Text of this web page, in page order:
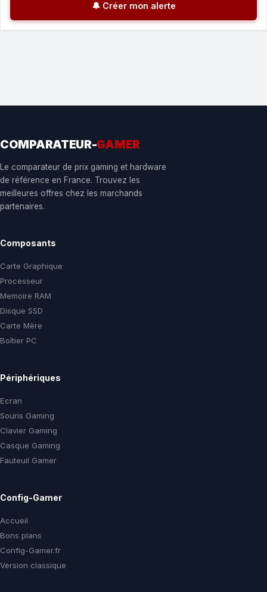
🔔 Créer mon alerte
COMPARATEUR-GAMER
Le comparateur de prix gaming et hardware
de référence en France. Trouvez les
meilleures offres chez les marchands
partenaires.
Composants
Carte Graphique
Processeur
Memoire RAM
Disque SSD
Carte Mère
Boîtier PC
Périphériques
Ecran
Souris Gaming
Clavier Gaming
Casque Gaming
Fauteuil Gamer
Config-Gamer
Accueil
Bons plans
Config-Gamer.fr
Version classique